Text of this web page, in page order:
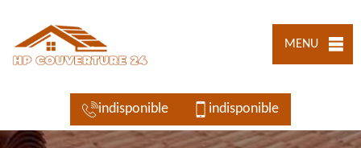
MENU
indisponible indisponible